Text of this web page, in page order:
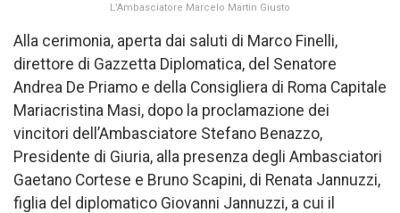
L’Ambasciatore Marcelo Martin Giusto
Alla cerimonia, aperta dai saluti di Marco Finelli,
direttore di Gazzetta Diplomatica, del Senatore
Andrea De Priamo e della Consigliera di Roma Capitale
Mariacristina Masi, dopo la proclamazione dei
vincitori dell’Ambasciatore Stefano Benazzo,
Presidente di Giuria, alla presenza degli Ambasciatori
Gaetano Cortese e Bruno Scapini, di Renata Jannuzzi,
figlia del diplomatico Giovanni Jannuzzi, a cui il